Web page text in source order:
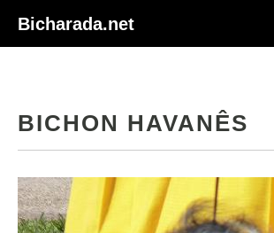
Bicharada.net
BICHON HAVANÊS